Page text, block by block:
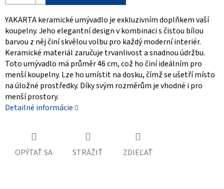
YAKARTA keramické umývadlo je exkluzivním doplňkem vaší
koupelny. Jeho elegantní design v kombinaci s čistou bílou
barvou z něj činí skvělou volbu pro každý moderní interiér.
Keramické materiál zaručuje trvanlivost a snadnou údržbu.
Toto umývadlo má průměr 46 cm, což ho činí ideálním pro
menší koupelny. Lze ho umístit na dosku, čímž se ušetří místo
na úložné prostředky. Díky svým rozměrům je vhodné i pro
menší prostory.
Detailné informácie
OPÝTAŤ SA STRÁŽIŤ ZDIEĽAŤ